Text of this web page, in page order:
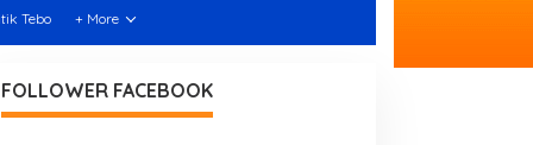
Tebo + More
FOLLOWER FACEBOOK